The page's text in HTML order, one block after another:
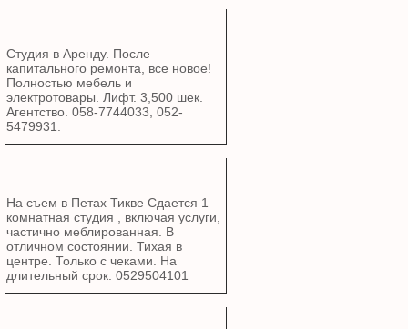
Гостиная: 1 + 3 + журнальный
столик Детская комната: все
Спальня: все Кабинет: угловой
стол, полки, диван, книжные шкафы
Много места для хранения Духовка,
плита, небольшая посудомоечная
Студия в Аренду. После
капитального ремонта, все новое!
Полностью мебель и
электротовары. Лифт. 3,500 шек.
Агентство. 058-7744033, 052-
5479931.
На съем в Петах Тикве Сдается 1
комнатная студия , включая услуги,
частично меблированная. В
отличном состоянии. Тихая в
центре. Только с чеками. На
длительный срок. 0529504101